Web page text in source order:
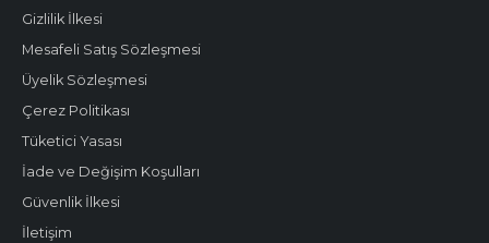
Gizlilik İlkesi
Mesafeli Satış Sözleşmesi
Üyelik Sözleşmesi
Çerez Politikası
Tüketici Yasası
İade ve Değişim Koşulları
Güvenlik İlkesi
İletişim